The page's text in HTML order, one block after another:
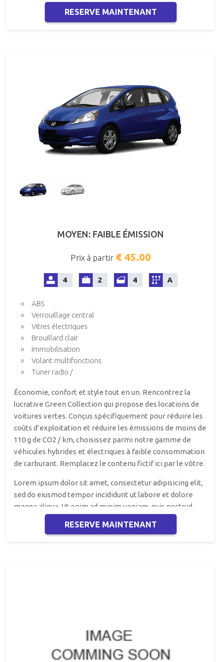
extrêmement robustes et fiables, et adaptés à toutes les
routes et à toutes les conditions météorologiques.
RESERVE MAINTENANT
MOYEN: FAIBLE ÉMISSION
Prix à partir€ 45.00
4 2 4 A
ABS
Verrouillage central
Vitres électriques
Brouillard clair
Immobilisation
Volant multifonctions
Tuner radio /
Économie, confort et style tout en un. Rencontrez la
lucrative Green Collection qui propose des locations de
voitures vertes. Conçus spécifiquement pour réduire les
coûts d’exploitation et réduire les émissions de moins de
110 g de CO2 / km, choisissez parmi notre gamme de
véhicules hybrides et électriques à faible consommation
de carburant. Remplacez le contenu fictif ici par le vôtre.
Lorem ipsum dolor sit amet, consectetur adipisicing elit,
sed do eiusmod tempor incididunt ut labore et dolore
magna aliqua. Ut enim ad minim veniam, quis nostrud
exercitation ullamco laboris nisi ut aliquip ex ea
commodo consequat.
RESERVE MAINTENANT